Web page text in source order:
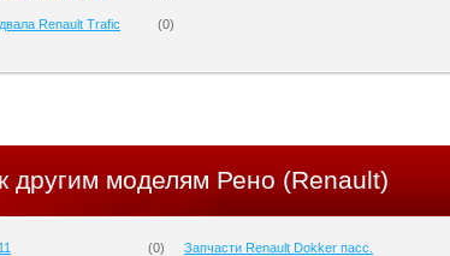
Renault Trafic
(0)
другим моделям Рено (Renault)
(0) Запчасти Renault Dokker пасс.